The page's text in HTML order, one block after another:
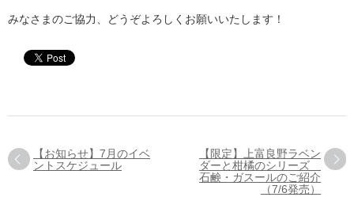
みなさまのご協力、どうぞよろしくお願いいたします！
【お知らせ】7月のイベ
ントスケジュール
【限定】上富良野ラベン
ダーと柑橘のシリーズ
石鹸・ガスールのご紹介
（7/6発売）